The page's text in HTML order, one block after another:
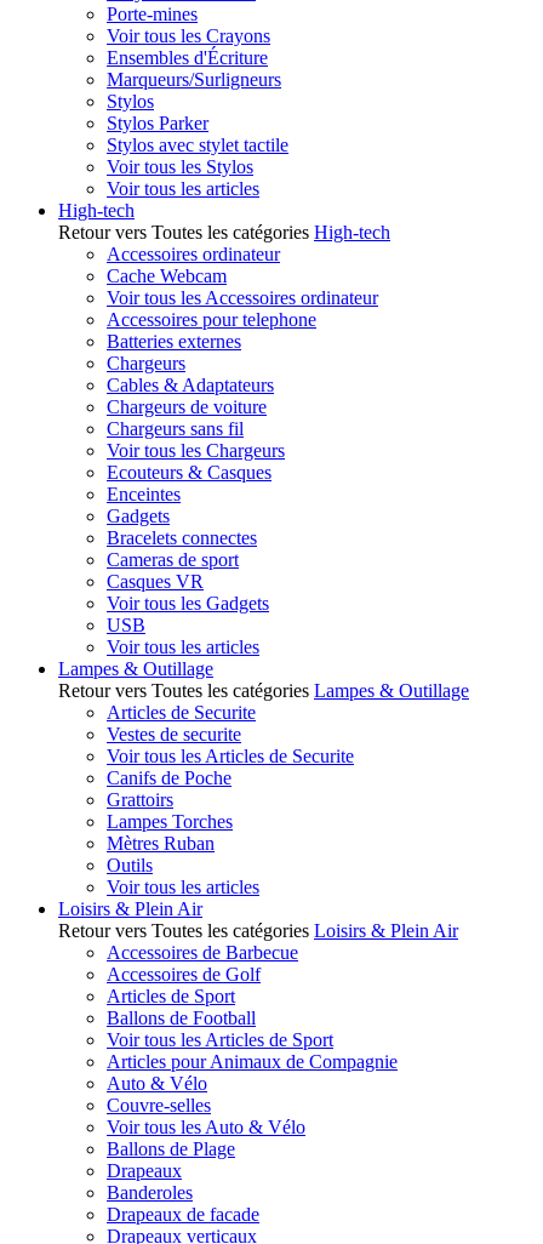
Porte-mines
Voir tous les Crayons
Ensembles d'Écriture
Marqueurs/Surligneurs
Stylos
Stylos Parker
Stylos avec stylet tactile
Voir tous les Stylos
Voir tous les articles
High-tech
Retour vers Toutes les catégories High-tech
Accessoires ordinateur
Cache Webcam
Voir tous les Accessoires ordinateur
Accessoires pour telephone
Batteries externes
Chargeurs
Cables & Adaptateurs
Chargeurs de voiture
Chargeurs sans fil
Voir tous les Chargeurs
Ecouteurs & Casques
Enceintes
Gadgets
Bracelets connectes
Cameras de sport
Casques VR
Voir tous les Gadgets
USB
Voir tous les articles
Lampes & Outillage
Retour vers Toutes les catégories Lampes & Outillage
Articles de Securite
Vestes de securite
Voir tous les Articles de Securite
Canifs de Poche
Grattoirs
Lampes Torches
Mètres Ruban
Outils
Voir tous les articles
Loisirs & Plein Air
Retour vers Toutes les catégories Loisirs & Plein Air
Accessoires de Barbecue
Accessoires de Golf
Articles de Sport
Ballons de Football
Voir tous les Articles de Sport
Articles pour Animaux de Compagnie
Auto & Vélo
Couvre-selles
Voir tous les Auto & Vélo
Ballons de Plage
Drapeaux
Banderoles
Drapeaux de facade
Drapeaux verticaux